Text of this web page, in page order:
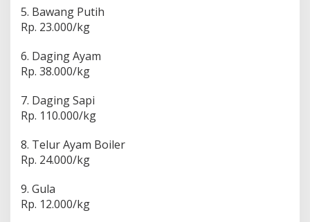
5. Bawang Putih
Rp. 23.000/kg
6. Daging Ayam
Rp. 38.000/kg
7. Daging Sapi
Rp. 110.000/kg
8. Telur Ayam Boiler
Rp. 24.000/kg
9. Gula
Rp. 12.000/kg